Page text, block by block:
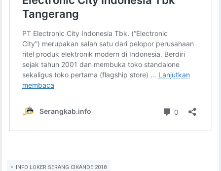
INFO LOKER SERANG CIKANDE 2018